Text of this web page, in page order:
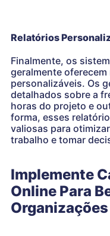
Relatórios
Finalmente, os
geralmente
personalizáveis. Os
detalhados sobre a
horas do projeto e
forma, esses
valiosas para
trabalho e tomar
Implemente
Online Para
Organizações